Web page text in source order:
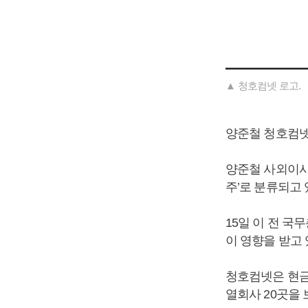
▲ 청호컴넷 로고.
양준철 청호컴
양준철 사외이
주’로 분류되고
15일 이 전 국
이 영향을 받고
청호컴넷은 현
열회사 20곳을